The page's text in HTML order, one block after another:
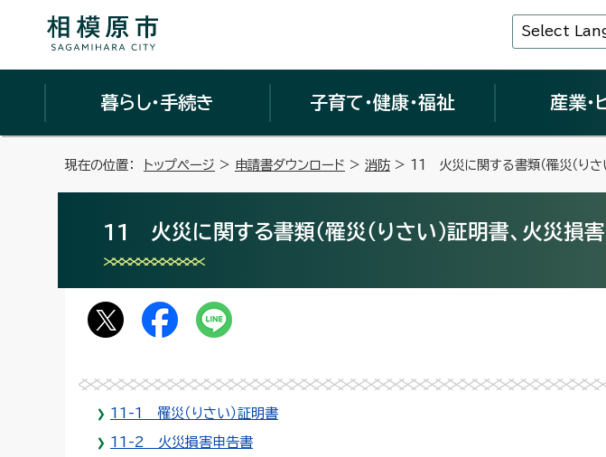
Select
暮らし・手続き 子育て・健康・福祉 産業・
現在の位置： トップページ > 申請書ダウンロード > 消防 > 11 火災に関する書類（罹災（りさ
11 火災に関する書類（罹災（りさい）証明書、火災損害
11-1 罹災（りさい）証明書
11-2 火災損害申告書